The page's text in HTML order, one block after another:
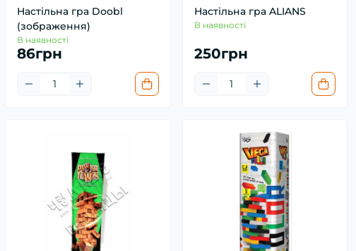
Настільна гра Doobl
(зображення)
В наявності
86грн
Настільна гра ALIANS
В наявності
250грн